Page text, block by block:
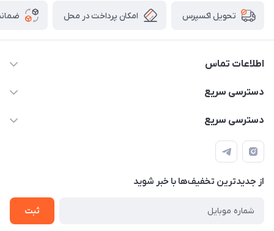
تحویل اکسپرس امکان پرداخت در محل
اطلاعات تماس
۰۹۳۵۶۰۴۰۳۶۵
سیمای ورزش
دسترسی سریع
اسکیت فلایینگ ایگل
اسکیت دخترانه
دسترسی سریع
اسکوتر برقی دخترانه
اسکیت روسز
اسکوتر
از جدید‌ترین تخفیف‌ها با‌ خبر شوید
ثبت